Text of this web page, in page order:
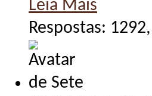
Leia Mais
Respostas: